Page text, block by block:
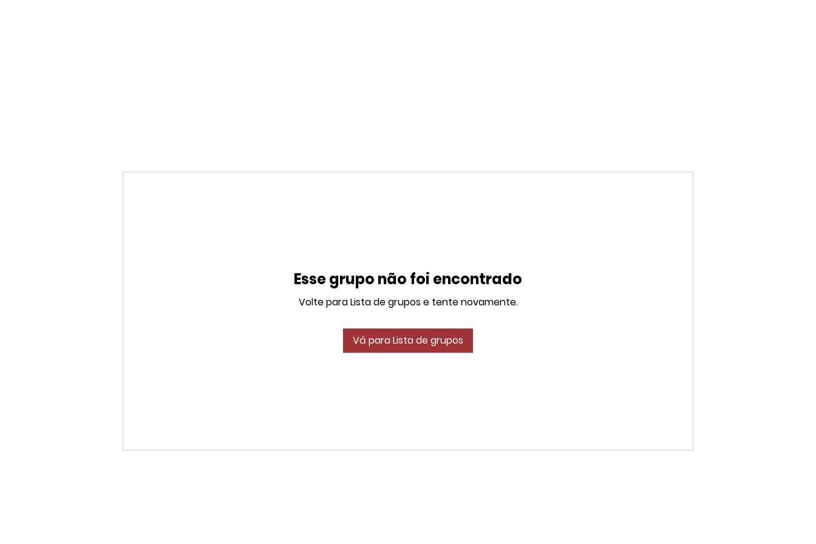
Esse grupo não foi encontrado
Volte para Lista de grupos e tente novamente.
Vá para Lista de grupos